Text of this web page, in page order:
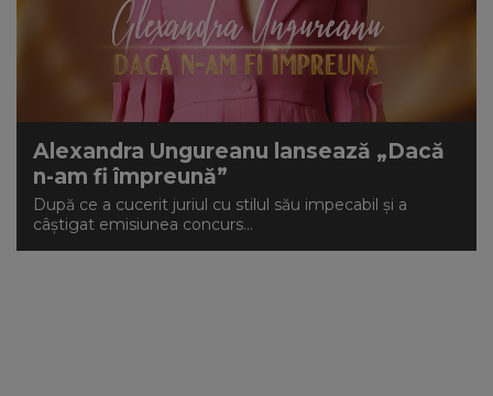
CONTUL MEU
Alexandra Ungureanu lansează „Dacă
n-am fi împreună”
După ce a cucerit juriul cu stilul său impecabil și a
câștigat emisiunea concurs...